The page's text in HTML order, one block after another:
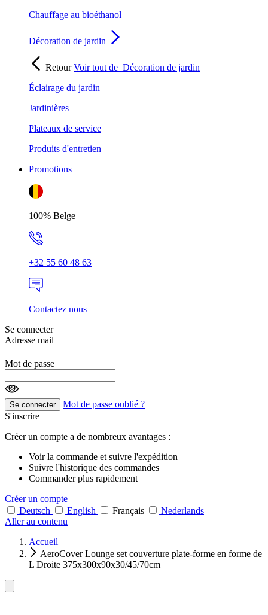
Chauffage au bioéthanol
Décoration de jardin
RetourVoir tout de Décoration de jardin
Éclairage du jardin
Jardinières
Plateaux de service
Produits d'entretien
Promotions
100% Belge
+32 55 60 48 63
Contactez nous
Se connecter
Adresse mail
Mot de passe
Se connecter
Mot de passe oublié ?
S'inscrire
Créer un compte a de nombreux avantages :
Voir la commande et suivre l'expédition
Suivre l'historique des commandes
Commander plus rapidement
Créer un compte
Deutsch
English Français
Nederlands
Aller au contenu
Accueil
AeroCover Lounge set couverture plate-forme en forme de
L Droite 375x300x90x30/45/70cm